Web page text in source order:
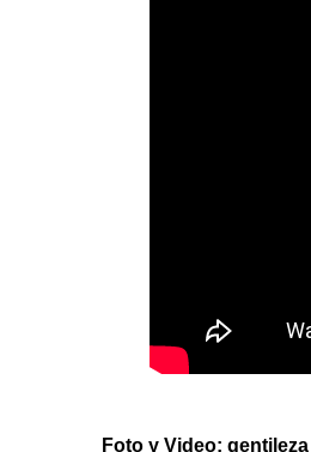
Foto y Video: gentileza